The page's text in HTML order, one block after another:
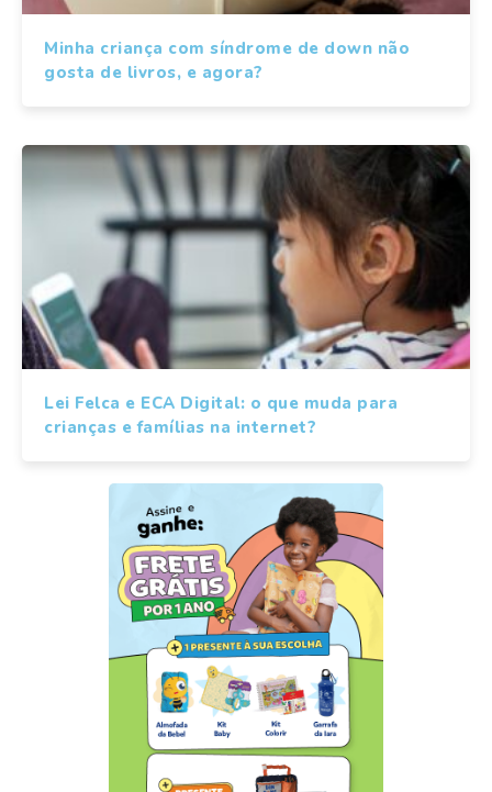
Minha criança com síndrome de down não
gosta de livros, e agora?
Lei Felca e ECA Digital: o que muda para
crianças e famílias na internet?